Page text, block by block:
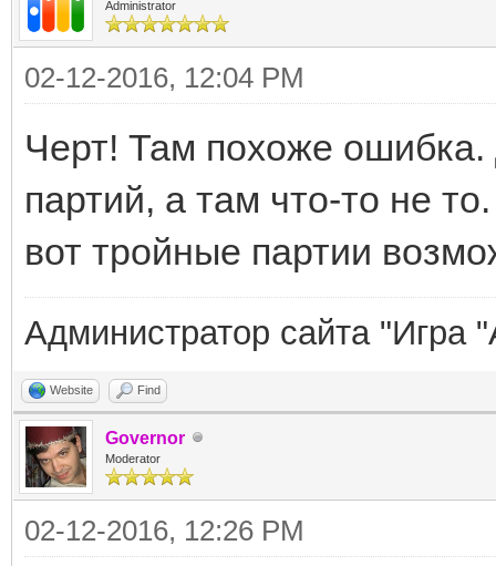
Administrator
02-12-2016, 12:04 PM
Черт! Там похоже
партий, а там что-то не
вот тройные партии
Администратор сайта "Игра
Website Find
Governor
Moderator
02-12-2016, 12:26 PM